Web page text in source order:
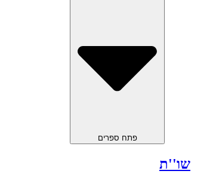
פתח ספרים
שו''ת